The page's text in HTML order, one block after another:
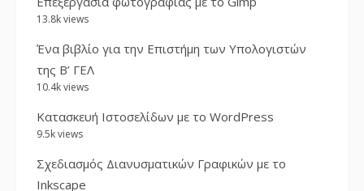
13.8k views
Ένα βιβλίο για την Επιστήμη των Υπολογιστών
της Β’ ΓΕΛ
10.4k views
Κατασκευή Ιστοσελίδων με το WordPress
9.5k views
Σχεδιασμός Διανυσματικών Γραφικών με το
Inkscape